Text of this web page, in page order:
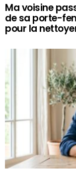
Ma voisine
de sa porte-
pour la